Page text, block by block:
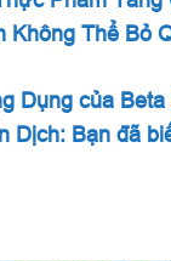
Không Thể Bỏ
Dụng của
Dịch: Bạn đã